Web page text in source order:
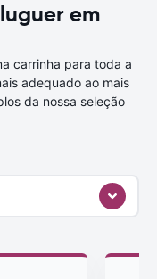
em
carrinha para toda a
adequado ao mais
da nossa seleção